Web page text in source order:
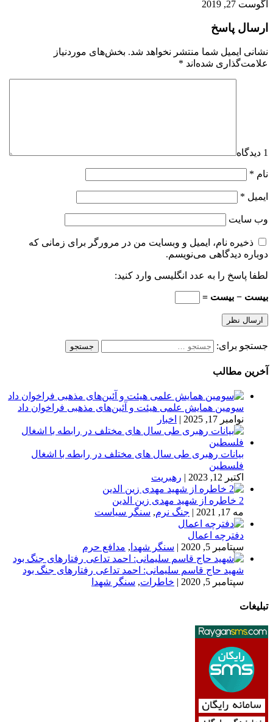
آگوست 27, 2019
ارسال پاسخ
نشانی ایمیل شما منتشر نخواهد شد. بخش‌های موردنیاز
علامت‌گذاری شده‌اند *
1 دیدگاه
نام *
ایمیل *
وب‌ سایت
ذخیره نام، ایمیل و وبسایت من در مرورگر برای زمانی که
دوباره دیدگاهی می‌نویسم.
لطفا پاسخ را به عدد انگلیسی وارد کنید:
بیست − بیست =
جستجو برای:
آخرین مطالب
سومین همایش علمی هیئت و آئین‌های مذهبی فراخوان داد
نوامبر 17, 2025
| اخبار
بیانات رهبری طی سال های مختلف در رابطه با اشغال
فلسطین
اکتبر 12, 2023
| رهبریت
2 خاطره از شهید مهدی زین الدین
مه 17, 2021
| جنگ نرم, سنگر سیاست
دفترچه اعمال
سپتامبر 5, 2020
| سنگر شهدا , مدافع حرم
شهید حاج قاسم سلیمانی: احمد تداعی رفتارهای جنگ بود
سپتامبر 5, 2020
| خاطرات, سنگر شهدا
تبلیغات